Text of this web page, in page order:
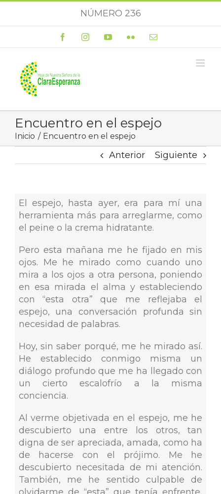
NÚMERO 236
FacebookInstagramYouTubeFlickr Correo
Encuentro en el espejo
Inicio Encuentro en el espejo
Anterior Siguiente
El espejo, hasta ayer, era para mí una
herramienta más para arreglarme, como
el peine o la crema hidratante.
Pero esta mañana me he fijado en mis
ojos. Me he mirado como cuando uno
mira a los ojos a otra persona, poniendo
en esa mirada el alma y estableciendo
con “esta otra” que me reflejaba el
espejo, una conversación profunda sin
necesidad de palabras.
Hoy, sin saber porqué, me he mirado así.
He establecido conmigo misma un
diálogo profundo que me ha llegado con
un cierto escalofrío a la misma
conciencia.
Al verme objetivada en el espejo, me he
descubierto una entre los otros, tan
digna de ser apreciada, amada, como ha
de hacerse con el prójimo. Me he
descubierto necesitada de mi atención.
También, me he sentido culpable de